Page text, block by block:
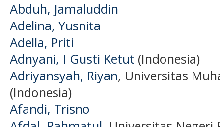
Abduh, Jamaluddin
Adelina, Yusnita
Adella, Priti
Adnyani, I Gusti Ketut (Indonesia)
Adriyansyah, Riyan, Universitas
(Indonesia)
Afandi, Trisno